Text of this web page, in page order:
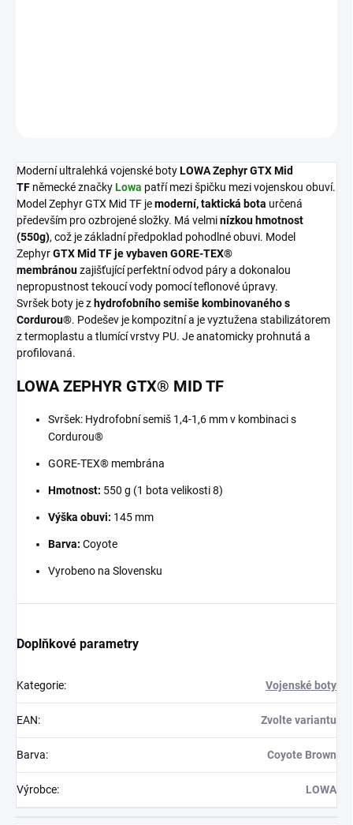
Moderní ultralehká vojenské botyLOWA Zephyr GTX Mid
TF německé značkyLowa patří mezi špičku mezi vojenskou obuví.
Model Zephyr GTX Mid TF jemoderní, taktická bota určená
především pro ozbrojené složky. Má velminízkou hmotnost
(550g), což je základní předpoklad pohodlné obuvi. Model
ZephyrGTX Mid TF je vybaven GORE-TEX®
membránouzajišťující perfektní odvod páry a dokonalou
nepropustnost tekoucí vody pomocí teflonové úpravy.
Svršek boty je z hydrofobního semiše kombinovaného s
Cordurou®. Podešev je kompozitní a je vyztužena stabilizátorem
z termoplastu a tlumící vrstvy PU. Je anatomicky prohnutá a
profilovaná.
LOWA ZEPHYR GTX® MID TF
Svršek: Hydrofobní semiš 1,4-1,6 mm v kombinaci s
Cordurou®
GORE-TEX® membrána
Hmotnost: 550 g (1 bota velikosti 8)
Výška obuvi: 145 mm
Barva: Coyote
Vyrobeno na Slovensku
Doplňkové parametry
Kategorie: Vojenské boty
EAN: Zvolte variantu
Barva: Coyote Brown
Výrobce: LOWA